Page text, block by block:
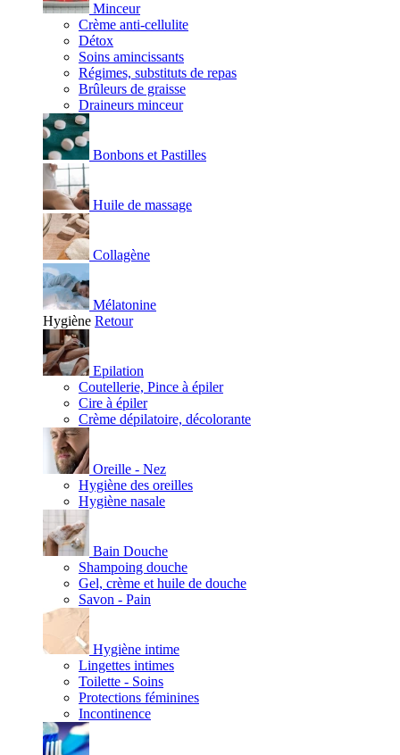
Minceur
Crème anti-cellulite
Détox
Soins amincissants
Régimes, substituts de repas
Brûleurs de graisse
Draineurs minceur
Bonbons et Pastilles
Huile de massage
Collagène
Mélatonine
Hygiène Retour
Epilation
Coutellerie, Pince à épiler
Cire à épiler
Crème dépilatoire, décolorante
Oreille - Nez
Hygiène des oreilles
Hygiène nasale
Bain Douche
Shampoing douche
Gel, crème et huile de douche
Savon - Pain
Hygiène intime
Lingettes intimes
Toilette - Soins
Protections féminines
Incontinence